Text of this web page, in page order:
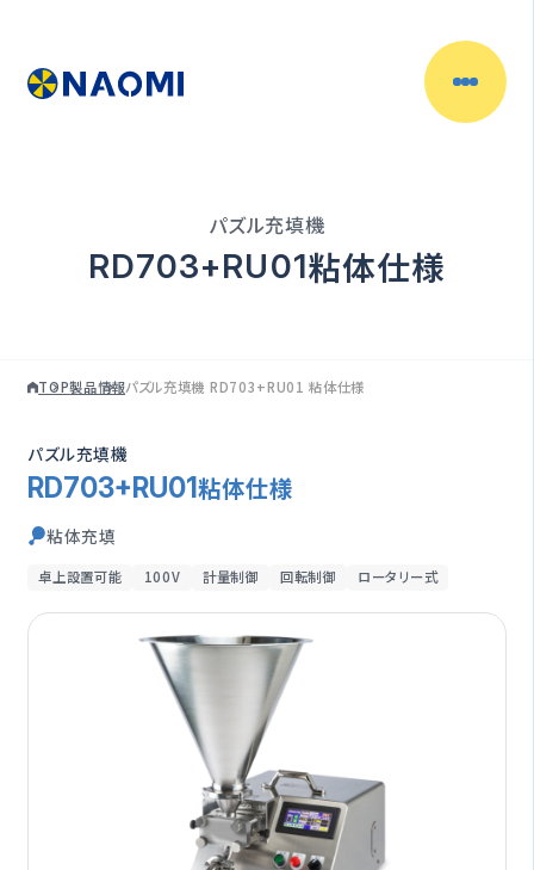
パズル充填機
RD703+RU01粘体仕様
TOP製品情報パズル充填機 RD703+RU01 粘体仕様
充填物からさがす
充填機一覧
充填ラインの自動化
（自動充填機）
オプション一覧
修理受付期間終了製品
製品情報
パズル充填機
RD703+RU01粘体仕様
粘体充填
卓上設置可能 100V 計量制御 回転制御 ロータリー式